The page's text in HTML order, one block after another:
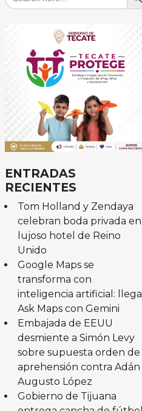
ENTRADAS
RECIENTES
Tom Holland y Zendaya
celebran boda privada en
lujoso hotel de Reino
Unido
Google Maps se
transforma con
inteligencia artificial: llega
Ask Maps con Gemini
Embajada de EEUU
desmiente a Simón Levy
sobre supuesta orden de
aprehensión contra Adán
Augusto López
Gobierno de Tijuana